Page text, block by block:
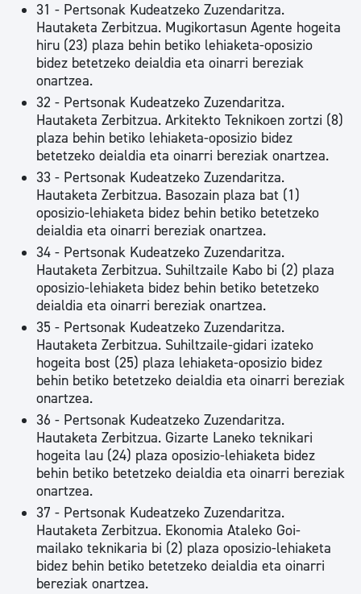
31 - Pertsonak Kudeatzeko Zuzendaritza.
Hautaketa Zerbitzua. Mugikortasun Agente hogeita
hiru (23) plaza behin betiko lehiaketa-oposizio
bidez betetzeko deialdia eta oinarri bereziak
onartzea.
32 - Pertsonak Kudeatzeko Zuzendaritza.
Hautaketa Zerbitzua. Arkitekto Teknikoen zortzi (8)
plaza behin betiko lehiaketa-oposizio bidez
betetzeko deialdia eta oinarri bereziak onartzea.
33 - Pertsonak Kudeatzeko Zuzendaritza.
Hautaketa Zerbitzua. Basozain plaza bat (1)
oposizio-lehiaketa bidez behin betiko betetzeko
deialdia eta oinarri bereziak onartzea.
34 - Pertsonak Kudeatzeko Zuzendaritza.
Hautaketa Zerbitzua. Suhiltzaile Kabo bi (2) plaza
oposizio-lehiaketa bidez behin betiko betetzeko
deialdia eta oinarri bereziak onartzea.
35 - Pertsonak Kudeatzeko Zuzendaritza.
Hautaketa Zerbitzua. Suhiltzaile-gidari izateko
hogeita bost (25) plaza lehiaketa-oposizio bidez
behin betiko betetzeko deialdia eta oinarri bereziak
onartzea.
36 - Pertsonak Kudeatzeko Zuzendaritza.
Hautaketa Zerbitzua. Gizarte Laneko teknikari
hogeita lau (24) plaza oposizio-lehiaketa bidez
behin betiko betetzeko deialdia eta oinarri bereziak
onartzea.
37 - Pertsonak Kudeatzeko Zuzendaritza.
Hautaketa Zerbitzua. Ekonomia Ataleko Goi-
mailako teknikaria bi (2) plaza oposizio-lehiaketa
bidez behin betiko betetzeko deialdia eta oinarri
bereziak onartzea.